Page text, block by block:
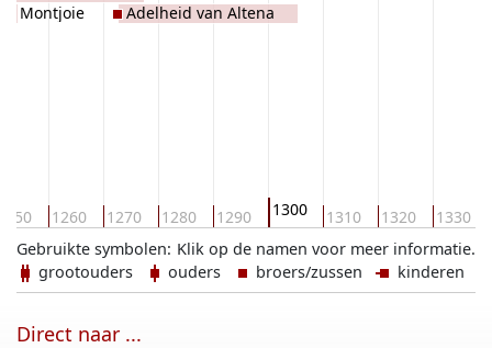
1260 1270 1280 1290 1300 1310 1320 1330
Montjoie Adelheid van Altena
Klik op de namen voor meer informatie.
Gebruikte symbolen:
grootouders
ouders broers/zussen kinderen
Direct naar ...